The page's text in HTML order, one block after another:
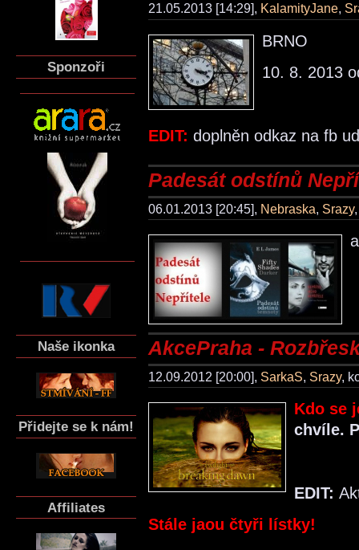
Sponzoři
Naše ikonka
Přidejte se k nám!
Affiliates
21.05.2013 [14:29], KalamityJane,
BRNO
10. 8. 2013
EDIT: doplněn odkaz na fb
Padesát odstínů
06.01.2013 [20:45], Nebraska, Srazy
AkcePraha -
12.09.2012 [20:00], SarkaS Srazy,
Kdo se
chvíle.
EDIT:
Stále jaou čtyři lístky!